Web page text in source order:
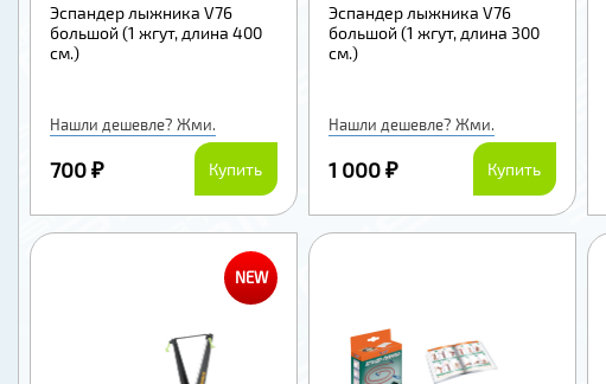
Эспандер лыжника V76
большой (1 жгут, длина 400
см.)
Нашли дешевле? Жми.
700 ₽ Купить
Эспандер лыжника V76
большой (1 жгут, длина 300
см.)
Нашли дешевле? Жми.
1 000 ₽ Купить
NEW